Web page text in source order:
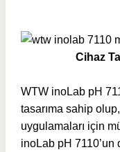
Cihaz
WTW inoLab pH
tasarıma sahip
uygulamaları için
inoLab pH 7110’un